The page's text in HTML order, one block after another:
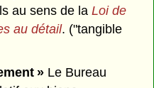
au sens de laLoi de
au détail. ("tangible
» Le Bureau